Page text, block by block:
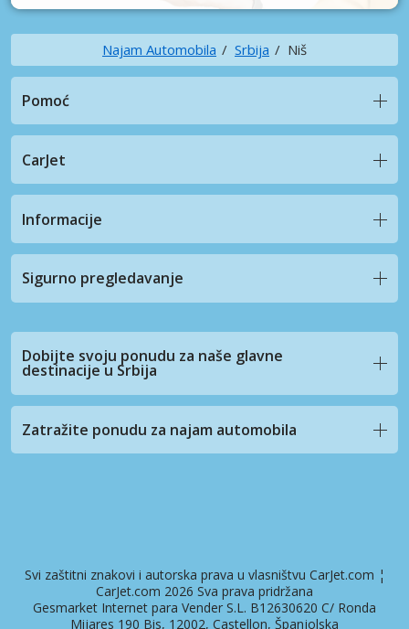
Najam Automobila Srbija Niš
Pomoć
CarJet
Informacije
Sigurno pregledavanje
Dobijte svoju ponudu za naše glavne
destinacije u Srbija
Zatražite ponudu za najam automobila
Svi zaštitni znakovi i autorska prava u vlasništvu CarJet.com ¦
CarJet.com 2026 Sva prava pridržana
Gesmarket Internet para Vender S.L. B12630620 C/ Ronda
Mijares 190 Bis, 12002, Castellon, Španjolska